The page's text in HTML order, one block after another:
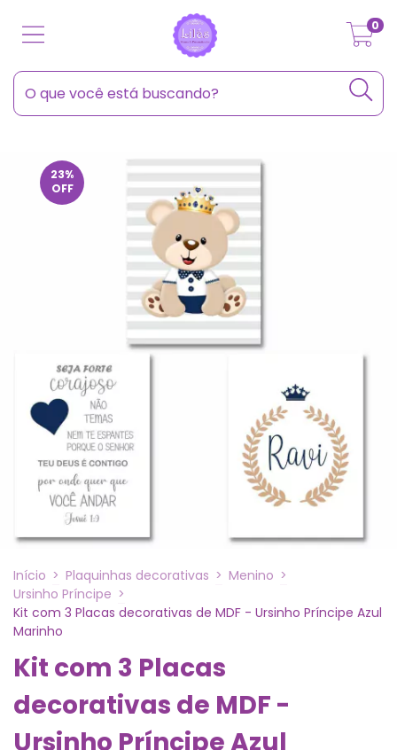
0
23%
OFF
Início > Plaquinhas decorativas > Menino >
Ursinho Príncipe >
Kit com 3 Placas decorativas de MDF - Ursinho Príncipe Azul
Marinho
Kit com 3 Placas
decorativas de MDF -
Ursinho Príncipe Azul